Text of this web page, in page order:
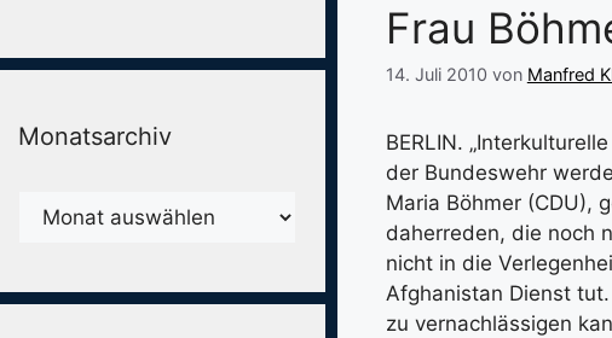
Frau
14. Juli 2010 von Manfred
BERLIN.
der Bundeswehr
Maria Böhmer (CDU),
daherreden, die noch
nicht in die
Afghanistan Dienst
zu vernachlässigen
Monatsarchiv
Monatsarchiv